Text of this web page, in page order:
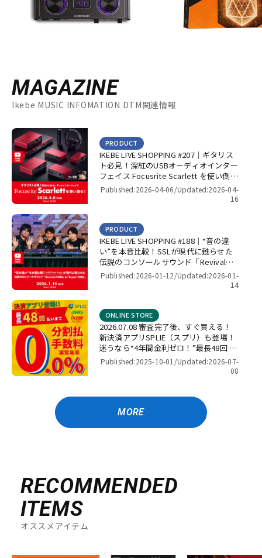
MAGAZINE
Ikebe MUSIC INFOMATION DTM関連情報
IKEBE LIVE SHOPPING #207｜ギタリス
ト必見！深紅のUSBオーディオインター
フェイス Focusrite Scarlett を使い倒
せ！【presented by パワーレック】
PRODUCT
Published:2026-04-06/Updated:2026-04-
16
IKEBE LIVE SHOPPING #188｜“音の違
い”を本音比較！SSLが現代に甦らせた
伝説のコンソールサウンド「Revival
4000」＆「Super 9000」【presented
PRODUCT
Published:2026-01-12/Updated:2026-01-
14
2026.07.08 審査完了後、すぐ買える！
新決済アプリSPLIE（スプリ）も登場！
迷うなら“4年間金利ゼロ！”最長48回 無
金利キャンペーン
ONLINE STORE
Published:2025-10-01/Updated:2026-07-
08
MORE
RECOMMENDED
ITEMS
オススメアイテム